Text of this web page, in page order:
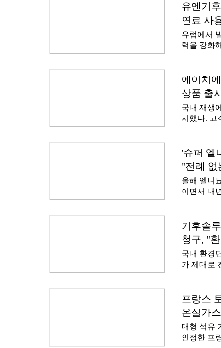
도 강력하
활동에 차
엘니뇨가
가 신용등
자액은 연
자력협회
에너지 목
계 국가들
를 투자하
는 엄청난
자금이 필
본 투자가
다른 에너
유엔기
연료 사
유럽에서
력을 강화
산불은 지
다.스티엘
이 치솟을
이르고 있
에 육박하
르고 있다'
욱 커지고
지로 전환
조했다.
에이치
상품 출
국내 재생
시했다. 고
밝혔다.기
고려해 20
업들이 장
화시 발생
이 있다.반
생에너지
협력사와
업들을 핵
력구매계
'슈퍼 엘
"전례 없
올해 엘니
이면서 내
이어지고
젠스티엘
뇨 영향으
아질 가능
태평양 일
미국 해양
기관들은
가능성이
온이 오르
기온 상승
기후솔
청구, "
국내 환경
가 제대로
주청정에
출하기로
비타당성
이유로 들
동복리 액
프랑스
온실가
대형 석유
인정한 프